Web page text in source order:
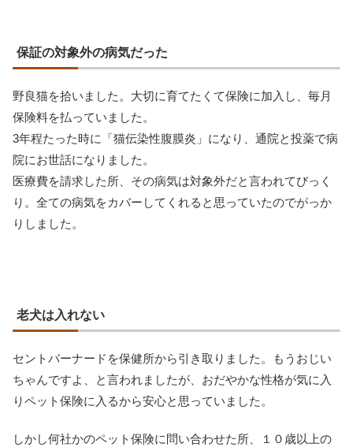
保証の対象外の病気だった
野良猫を拾いました。大切に育てたくて保険に加入し、毎月
保険料を払っていました。
3年程たった時に「猫伝染性腹膜炎」になり、通院と投薬で病
院にお世話になりました。
医療費を請求した所、その病気は対象外だと言われてびっく
り。全ての病気をカバーしてくれると思っていたのでがっか
りしました。
老犬は入れない
セントバーナードを保健所から引き取りました。もうおじい
ちゃんですよ、と言われましたが、おだやかな性格が気に入
りペット保険に入るから安心と思っていました。
しかし何社かのペット保険に問い合わせた所、１０歳以上の